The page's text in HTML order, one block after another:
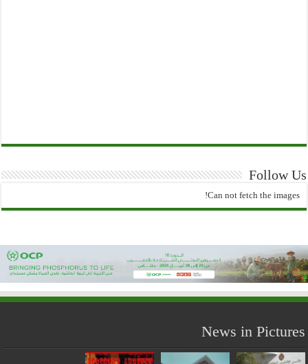
Follow Us
Can not fetch the images!
News in Pictures